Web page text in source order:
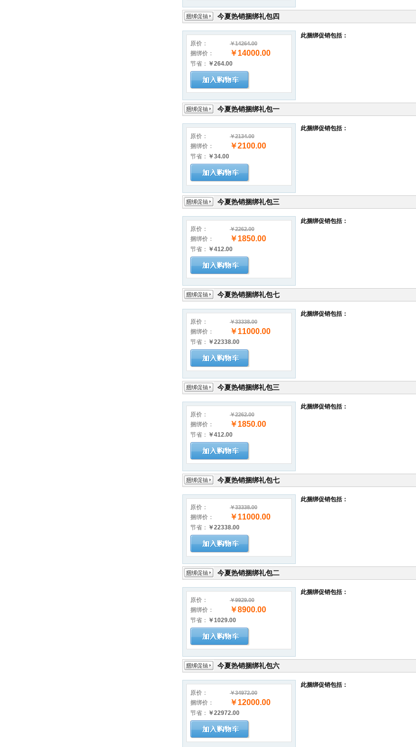
今夏热销捆绑礼包四
原价： ￥14264.00
捆绑价： ￥14000.00
节省： ￥264.00
此捆绑促销包括：
今夏热销捆绑礼包一
原价： ￥2134.00
捆绑价： ￥2100.00
节省： ￥34.00
此捆绑促销包括：
今夏热销捆绑礼包三
原价： ￥2262.00
捆绑价： ￥1850.00
节省： ￥412.00
此捆绑促销包括：
今夏热销捆绑礼包七
原价： ￥33338.00
捆绑价： ￥11000.00
节省： ￥22338.00
此捆绑促销包括：
今夏热销捆绑礼包三
原价： ￥2262.00
捆绑价： ￥1850.00
节省： ￥412.00
此捆绑促销包括：
今夏热销捆绑礼包七
原价： ￥33338.00
捆绑价： ￥11000.00
节省： ￥22338.00
此捆绑促销包括：
今夏热销捆绑礼包二
原价： ￥9929.00
捆绑价： ￥8900.00
节省： ￥1029.00
此捆绑促销包括：
今夏热销捆绑礼包六
原价： ￥34972.00
捆绑价： ￥12000.00
节省： ￥22972.00
此捆绑促销包括：